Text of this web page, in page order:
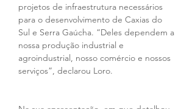
projetos de infraestrutura necessários
para o desenvolvimento de Caxias do
Sul e Serra Gaúcha. “Deles dependem a
nossa produção industrial e
agroindustrial, nosso comércio e nossos
serviços”, declarou Loro.